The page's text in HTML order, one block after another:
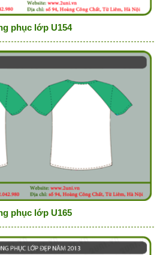
phục lớp U154
phục lớp U165